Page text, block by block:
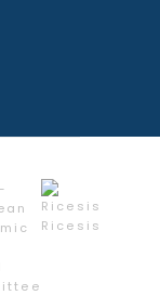
Ricesis